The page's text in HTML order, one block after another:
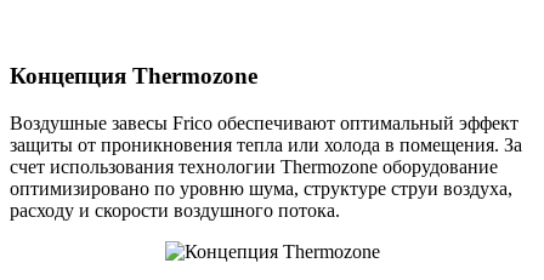
Концепция Thermozone
Воздушные завесы Frico обеспечивают оптимальный эффект
защиты от проникновения тепла или холода в помещения. За
счет использования технологии Thermozone оборудование
оптимизировано по уровню шума, структуре струи воздуха,
расходу и скорости воздушного потока.